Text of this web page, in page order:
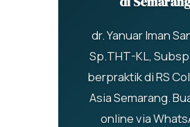
dr. Yanuar Iman
Sp.THT-KL,
berpraktik di RS
Asia Semarang.
online via